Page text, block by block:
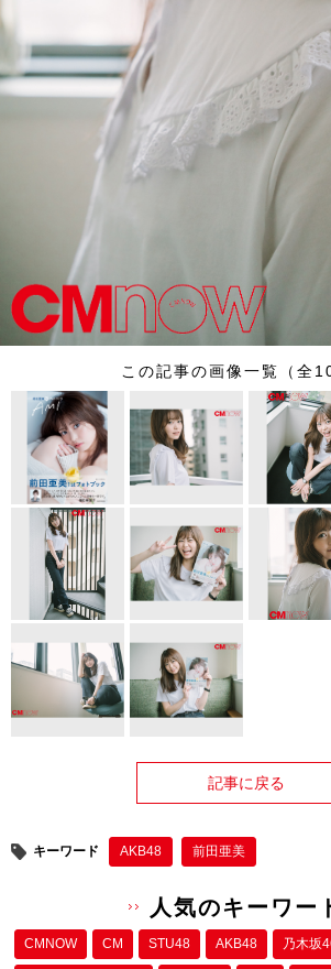
この記事の画像一覧（全
記事に戻る
キーワード AKB48 前田亜美
人気のキーワー
CMNOW CM STU48 AKB48 乃木坂